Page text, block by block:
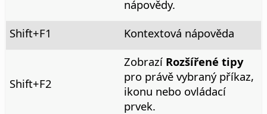
nápovědy.
Shift+F1
Kontextová nápověda
Shift+F2
Zobrazí Rozšířené tipy
pro právě vybraný příkaz,
ikonu nebo ovládací
prvek.